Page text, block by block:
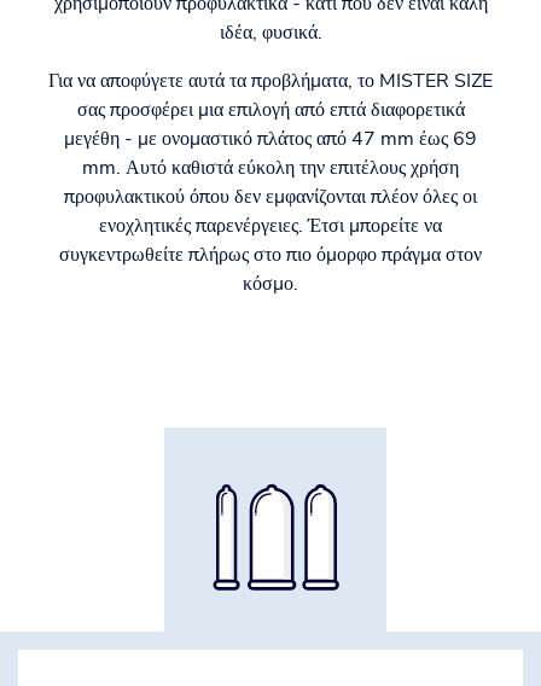
ιδέα, φυσικά.
Για να αποφύγετε αυτά τα προβλήματα, το MISTER SIZE
σας προσφέρει μια επιλογή από επτά διαφορετικά
μεγέθη - με ονομαστικό πλάτος από 47 mm έως 69
mm. Αυτό καθιστά εύκολη την επιτέλους χρήση
προφυλακτικού όπου δεν εμφανίζονται πλέον όλες οι
ενοχλητικές παρενέργειες. Έτσι μπορείτε να
συγκεντρωθείτε πλήρως στο πιο όμορφο πράγμα στον
κόσμο.